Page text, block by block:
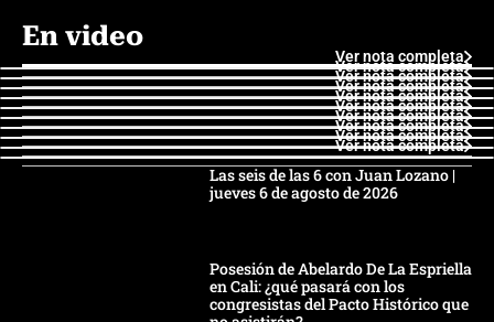
En video
Ver nota completa
Ver nota completa
Ver nota completa
Ver nota completa
Ver nota completa
Ver nota completa
Ver nota completa
Ver nota completa
Ver nota completa
Ver nota completa
Las seis de las 6 con Juan Lozano |
jueves 6 de agosto de 2026
Posesión de Abelardo De La Espriella
en Cali: ¿qué pasará con los
congresistas del Pacto Histórico que